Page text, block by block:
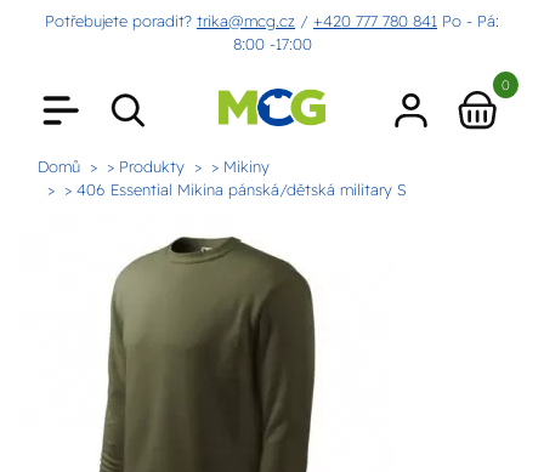
Potřebujete poradit? trika@mcg.cz / +420 777 780 841 Po - Pá:
8:00 -17:00
0
Domů > Produkty
> Mikiny
> 406 Essential Mikina pánská/dětská military S